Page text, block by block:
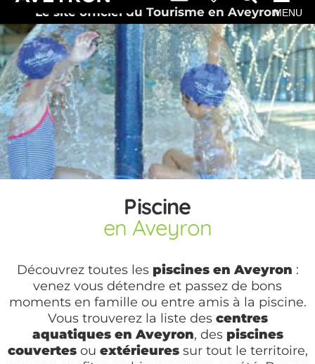
Le site officiel du Tourisme en AveyronMENU
Piscine
en Aveyron
Découvrez toutes les piscines en Aveyron :
venez vous détendre et passez de bons
moments en famille ou entre amis à la piscine.
Vous trouverez la liste des centres
aquatiques en Aveyron, des piscines
couvertes ou extérieuressur tout le territoire,